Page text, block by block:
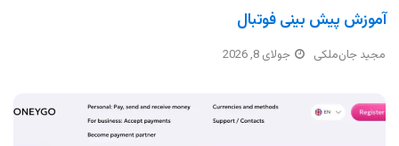
آموزش پیش بینی فوتبال
مجید جان‌ملکی جولای 8, 2026